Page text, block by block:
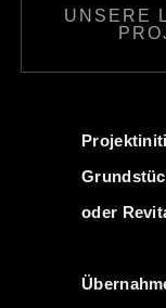
UNSERE
oder